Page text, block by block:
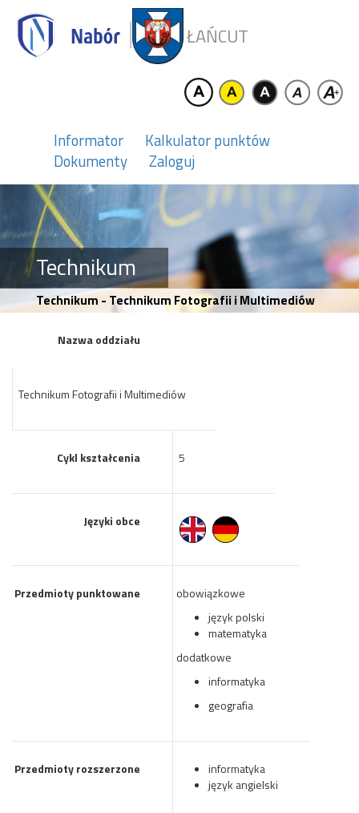
ŁAŃCUT
Informator
Kalkulator punktów
Dokumenty
Zaloguj
Technikum
Technikum - Technikum Fotografii i Multimediów
Nazwa oddziału
Technikum Fotografii i Multimediów
Cykl kształcenia 5
Języki obce
Przedmioty punktowane
obowiązkowe
język polski
matematyka
dodatkowe
informatyka
geografia
Przedmioty rozszerzone
informatyka
język angielski